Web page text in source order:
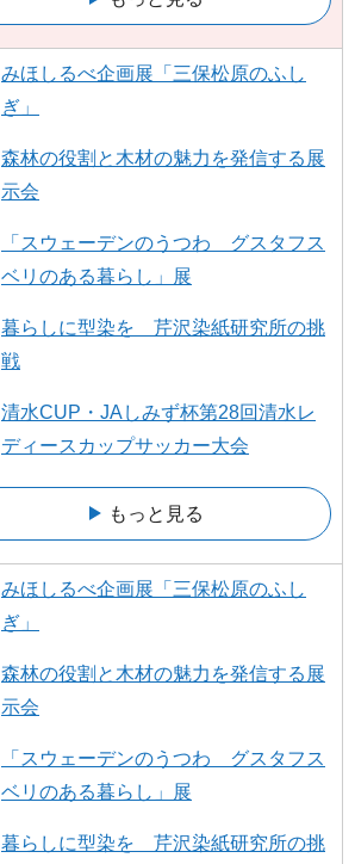
みほしるべ企画展「三保松原のふし
ぎ」
森林の役割と木材の魅力を発信する展
示会
「スウェーデンのうつわ グスタフス
ベリのある暮らし」展
暮らしに型染を 芹沢染紙研究所の挑
戦
清水CUP・JAしみず杯第28回清水レ
ディースカップサッカー大会
もっと見る
みほしるべ企画展「三保松原のふし
ぎ」
森林の役割と木材の魅力を発信する展
示会
「スウェーデンのうつわ グスタフス
ベリのある暮らし」展
暮らしに型染を 芹沢染紙研究所の挑